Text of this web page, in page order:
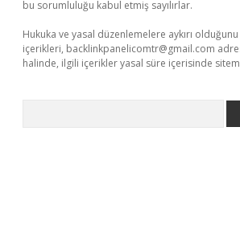
bu sorumluluğu kabul etmiş sayılırlar.
Hukuka ve yasal düzenlemelere aykırı
içerikleri, backlinkpanelicomtr@gmail.com
halinde, ilgili içerikler yasal süre içerisinde